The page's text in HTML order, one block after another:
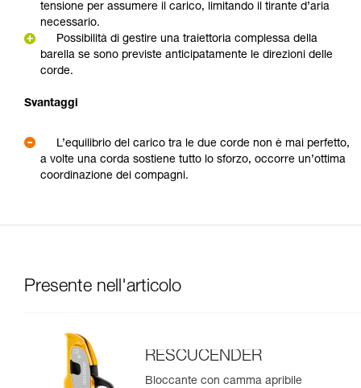
tensione per assumere il carico, limitando il tirante d’aria
necessario.
Possibilità di gestire una traiettoria complessa della
barella se sono previste anticipatamente le direzioni delle
corde.
Svantaggi
L’equilibrio del carico tra le due corde non è mai perfetto,
a volte una corda sostiene tutto lo sforzo, occorre un’ottima
coordinazione dei compagni.
Presente nell'articolo
RESCUCENDER
Bloccante con camma apribile